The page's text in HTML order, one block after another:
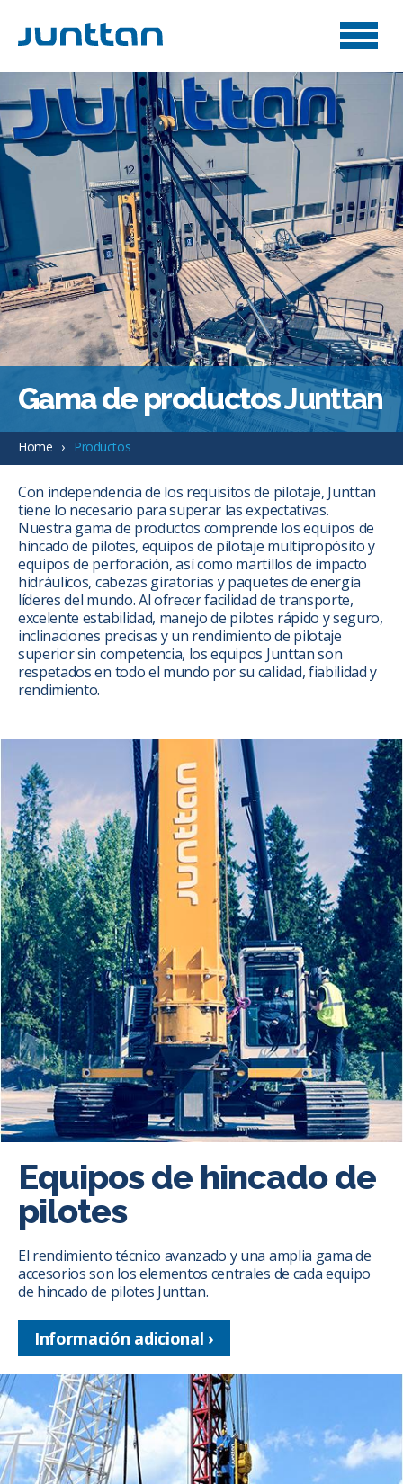
Gama de productosJunttan
Home Productos
Con independencia de los requisitos de pilotaje, Junttan
tiene lo necesario para superar las expectativas.
Nuestra gama de productos comprende los equipos de
hincado de pilotes, equipos de pilotaje multipropósito y
equipos de perforación, así como martillos de impacto
hidráulicos, cabezas giratorias y paquetes de energía
líderes del mundo. Al ofrecer facilidad de transporte,
excelente estabilidad, manejo de pilotes rápido y seguro,
inclinaciones precisas y un rendimiento de pilotaje
superior sin competencia, los equipos Junttan son
respetados en todo el mundo por su calidad, fiabilidad y
rendimiento.
Equipos de hincado de
pilotes
El rendimiento técnico avanzado y una amplia gama de
accesorios son los elementos centrales de cada equipo
de hincado de pilotes Junttan.
Información adicional